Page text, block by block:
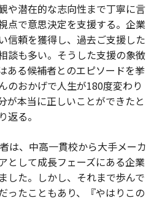
や潜在的な志向性まで丁寧に言
点で意思決定を支援する。企業
信頼を獲得し、過去ご支援した
談も多い。そうした支援の象徴
ある候補者とのエピソードを挙
のおかげで人生が180度変わり
が本当に正しいことができたと
返る。
は、中高一貫校から大手メーカ
として成長フェーズにある企業
した。しかし、それまで歩んで
ったこともあり、『やはりこの